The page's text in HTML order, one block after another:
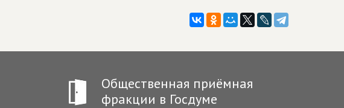
Общественная приёмная
фракции в Госдуме